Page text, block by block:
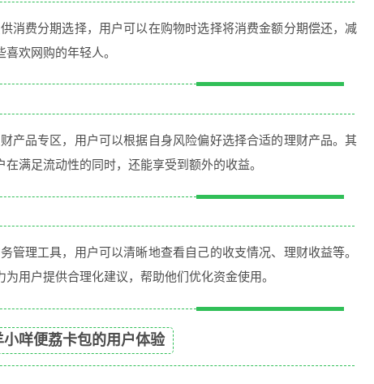
消费分期选择，用户可以在购物时选择将消费金额分期偿还，减
欢网购的年轻人。
产品专区，用户可以根据自身风险偏好选择合适的理财产品。其
满足流动性的同时，还能享受到额外的收益。
理工具，用户可以清晰地查看自己的收支情况、理财收益等。
用户提供合理化建议，帮助他们优化资金使用。
小咩便荔卡包的用户体验